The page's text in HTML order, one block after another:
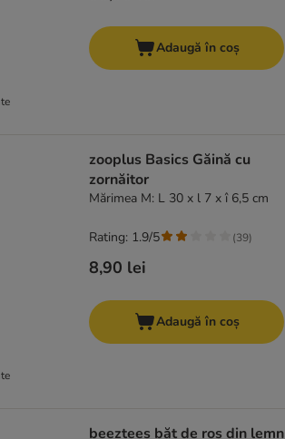
Adaugă în coș
zooplus Basics Găină cu
zornăitor
Mărimea M: L 30 x l 7 x î 6,5 cm
8,90 lei
Rating: 1.9/5 (39)
Adaugă în coș
beeztees băț de ros din lemn